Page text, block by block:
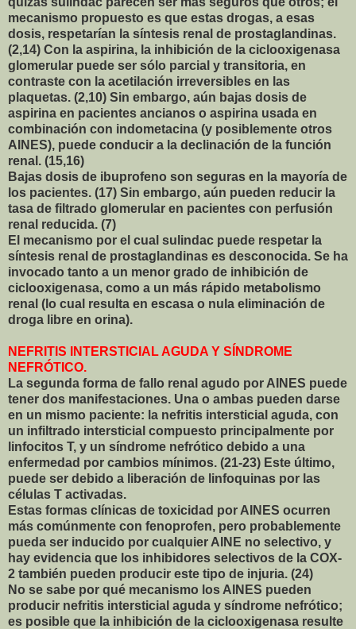
mecanismo propuesto es que estas drogas, a esas
dosis, respetarían la síntesis renal de prostaglandinas.
(2,14) Con la aspirina, la inhibición de la ciclooxigenasa
glomerular puede ser sólo parcial y transitoria, en
contraste con la acetilación irreversibles en las
plaquetas. (2,10) Sin embargo, aún bajas dosis de
aspirina en pacientes ancianos o aspirina usada en
combinación con indometacina (y posiblemente otros
AINES), puede conducir a la declinación de la función
renal. (15,16)
Bajas dosis de ibuprofeno son seguras en la mayoría de
los pacientes. (17) Sin embargo, aún pueden reducir la
tasa de filtrado glomerular en pacientes con perfusión
renal reducida. (7)
El mecanismo por el cual sulindac puede respetar la
síntesis renal de prostaglandinas es desconocida. Se ha
invocado tanto a un menor grado de inhibición de
ciclooxigenasa, como a un más rápido metabolismo
renal (lo cual resulta en escasa o nula eliminación de
droga libre en orina).
NEFRITIS INTERSTICIAL AGUDA Y SÍNDROME
NEFRÓTICO.
La segunda forma de fallo renal agudo por AINES puede
tener dos manifestaciones. Una o ambas pueden darse
en un mismo paciente: la nefritis intersticial aguda, con
un infiltrado intersticial compuesto principalmente por
linfocitos T, y un síndrome nefrótico debido a una
enfermedad por cambios mínimos. (21-23) Este último,
puede ser debido a liberación de linfoquinas por las
células T activadas.
Estas formas clínicas de toxicidad por AINES ocurren
más comúnmente con fenoprofen, pero probablemente
pueda ser inducido por cualquier AINE no selectivo, y
hay evidencia que los inhibidores selectivos de la COX-
2 también pueden producir este tipo de injuria. (24)
No se sabe por qué mecanismo los AINES pueden
producir nefritis intersticial aguda y síndrome nefrótico;
es posible que la inhibición de la ciclooxigenasa resulte